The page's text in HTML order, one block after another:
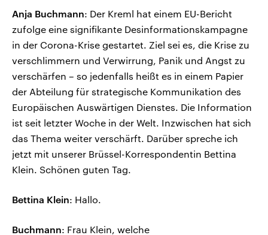
Anja Buchmann: Der Kreml hat einem EU-Bericht
zufolge eine signifikante Desinformationskampagne
in der Corona-Krise gestartet. Ziel sei es, die Krise zu
verschlimmern und Verwirrung, Panik und Angst zu
verschärfen – so jedenfalls heißt es in einem Papier
der Abteilung für strategische Kommunikation des
Europäischen Auswärtigen Dienstes. Die Information
ist seit letzter Woche in der Welt. Inzwischen hat sich
das Thema weiter verschärft. Darüber spreche ich
jetzt mit unserer Brüssel-Korrespondentin Bettina
Klein. Schönen guten Tag.
Bettina Klein: Hallo.
Buchmann: Frau Klein, welche